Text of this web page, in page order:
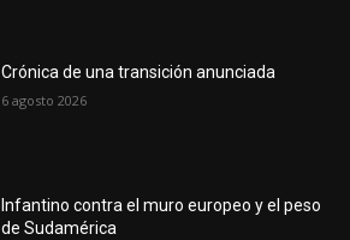
Crónica de una transición anunciada
6 agosto 2026
Infantino contra el muro europeo y el peso
de Sudamérica